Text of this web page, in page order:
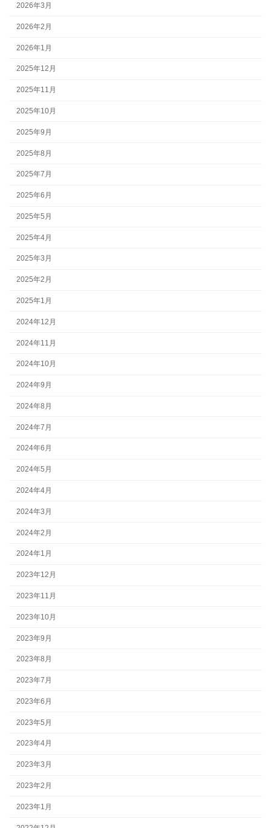
2026年3月
2026年2月
2026年1月
2025年12月
2025年11月
2025年10月
2025年9月
2025年8月
2025年7月
2025年6月
2025年5月
2025年4月
2025年3月
2025年2月
2025年1月
2024年12月
2024年11月
2024年10月
2024年9月
2024年8月
2024年7月
2024年6月
2024年5月
2024年4月
2024年3月
2024年2月
2024年1月
2023年12月
2023年11月
2023年10月
2023年9月
2023年8月
2023年7月
2023年6月
2023年5月
2023年4月
2023年3月
2023年2月
2023年1月